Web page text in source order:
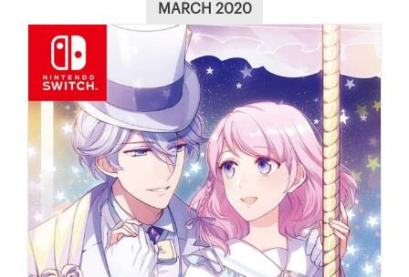
MARCH 2020